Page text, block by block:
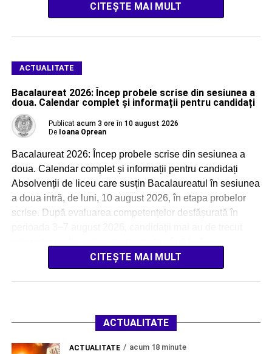
CITEȘTE MAI MULT
ACTUALITATE
Bacalaureat 2026: Încep probele scrise din sesiunea a
doua. Calendar complet și informații pentru candidați
Publicat acum 3 ore în 10 august 2026
De Ioana Oprean
Bacalaureat 2026: Încep probele scrise din sesiunea a
doua. Calendar complet și informații pentru candidați
Absolvenții de liceu care susțin Bacalaureatul în sesiunea
a doua intră, de luni, 10 august 2026, în etapa probelor
scrise. După evaluarea competențelor desfășurată în
CITEȘTE MAI MULT
ACTUALITATE
ACTUALITATE acum 18 minute